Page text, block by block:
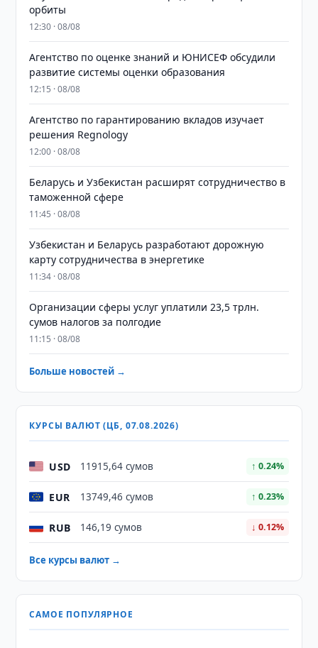
орбиты
12:30 · 08/08
Агентство по оценке знаний и ЮНИСЕФ обсудили
развитие системы оценки образования
12:15 · 08/08
Агентство по гарантированию вкладов изучает
решения Regnology
12:00 · 08/08
Беларусь и Узбекистан расширят сотрудничество в
таможенной сфере
11:45 · 08/08
Узбекистан и Беларусь разработают дорожную
карту сотрудничества в энергетике
11:34 · 08/08
Организации сферы услуг уплатили 23,5 трлн.
сумов налогов за полгодие
11:15 · 08/08
Больше новостей →
КУРСЫ ВАЛЮТ (ЦБ, 07.08.2026)
USD 11915,64 сумов ↑ 0.24%
EUR 13749,46 сумов ↑ 0.23%
RUB 146,19 сумов ↓ 0.12%
Все курсы валют →
САМОЕ ПОПУЛЯРНОЕ